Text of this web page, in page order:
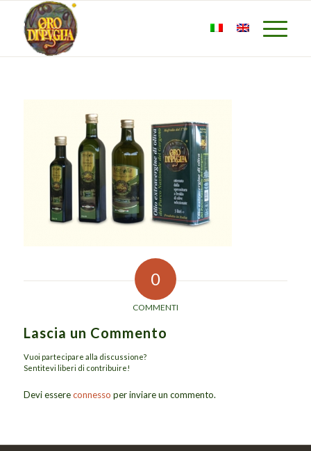
0
COMMENTI
Lascia un Commento
Vuoi partecipare alla discussione?
Sentitevi liberi di contribuire!
Devi essereconnesso per inviare un commento.